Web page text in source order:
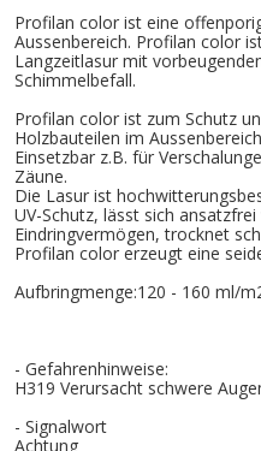
Profilan color ist eine
Aussenbereich. Profilan color
Langzeitlasur mit
Schimmelbefall.
Profilan color ist zum Schutz
Holzbauteilen im
Einsetzbar z.B. für
Zäune.
Die Lasur ist
UV-Schutz, lässt sich
Eindringvermögen, trocknet
Profilan color erzeugt eine
Aufbringmenge:120 - 160 ml/
- Gefahrenhinweise:
H319 Verursacht schwere
- Signalwort
Achtung